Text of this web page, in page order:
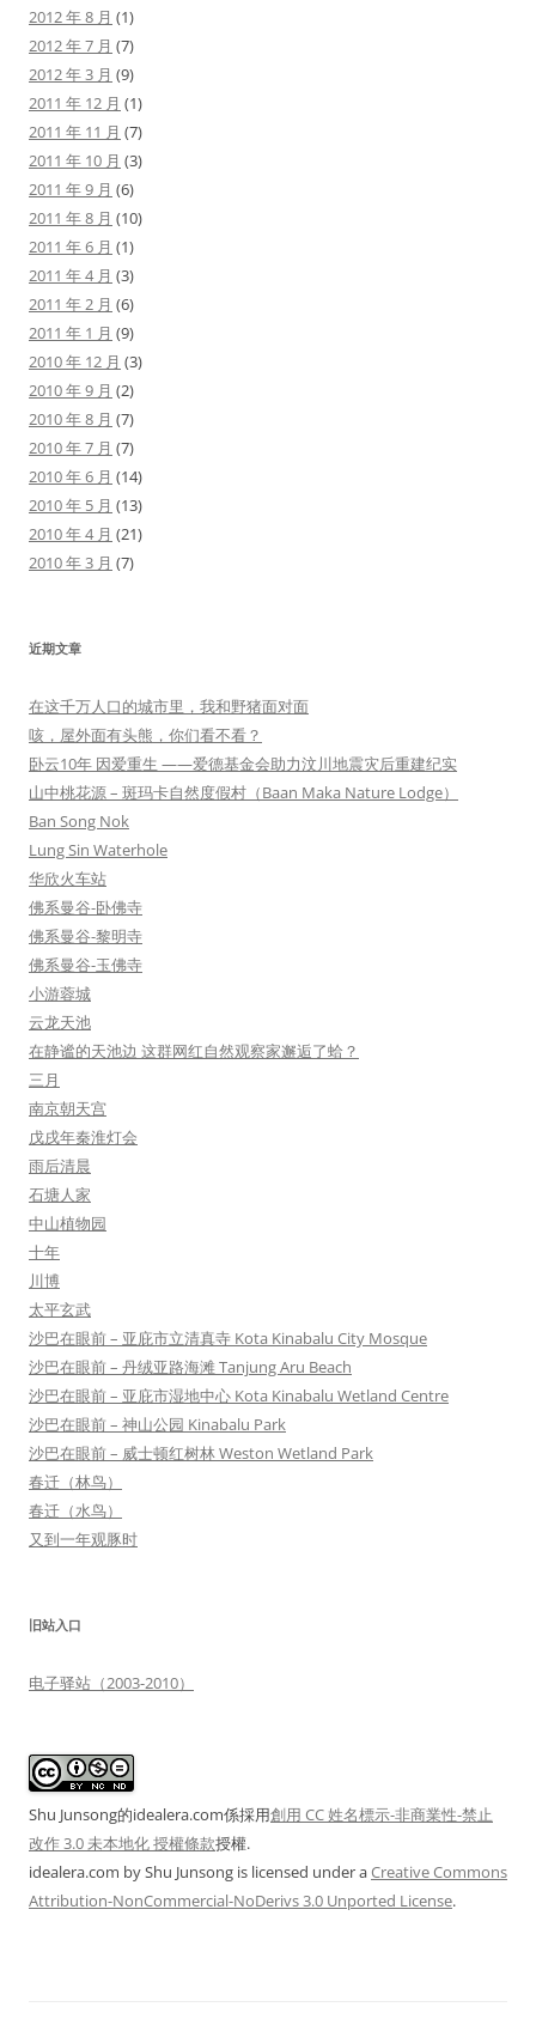
2012 年 8 月 (1)
2012 年 7 月 (7)
2012 年 3 月 (9)
2011 年 12 月 (1)
2011 年 11 月 (7)
2011 年 10 月 (3)
2011 年 9 月 (6)
2011 年 8 月 (10)
2011 年 6 月 (1)
2011 年 4 月 (3)
2011 年 2 月 (6)
2011 年 1 月 (9)
2010 年 12 月 (3)
2010 年 9 月 (2)
2010 年 8 月 (7)
2010 年 7 月 (7)
2010 年 6 月 (14)
2010 年 5 月 (13)
2010 年 4 月 (21)
2010 年 3 月 (7)
近期文章
在这千万人口的城市里，我和野猪面对面
咳，屋外面有头熊，你们看不看？
卧云10年 因爱重生 ——爱德基金会助力汶川地震灾后重建纪实
山中桃花源 – 斑玛卡自然度假村（Baan Maka Nature Lodge）
Ban Song Nok
Lung Sin Waterhole
华欣火车站
佛系曼谷-卧佛寺
佛系曼谷-黎明寺
佛系曼谷-玉佛寺
小游蓉城
云龙天池
在静谧的天池边 这群网红自然观察家邂逅了蛤？
三月
南京朝天宫
戊戌年秦淮灯会
雨后清晨
石塘人家
中山植物园
十年
川博
太平玄武
沙巴在眼前 – 亚庇市立清真寺 Kota Kinabalu City Mosque
沙巴在眼前 – 丹绒亚路海滩 Tanjung Aru Beach
沙巴在眼前 – 亚庇市湿地中心 Kota Kinabalu Wetland Centre
沙巴在眼前 – 神山公园 Kinabalu Park
沙巴在眼前 – 威士顿红树林 Weston Wetland Park
春迁（林鸟）
春迁（水鸟）
又到一年观豚时
旧站入口
电子驿站（2003-2010）
Shu Junsong的idealera.com係採用創用 CC 姓名標示-非商業性-禁止
改作 3.0 未本地化 授權條款授權.
idealera.com byShu Junsong is licensed under aCreative Commons
Attribution-NonCommercial-NoDerivs 3.0 Unported License.